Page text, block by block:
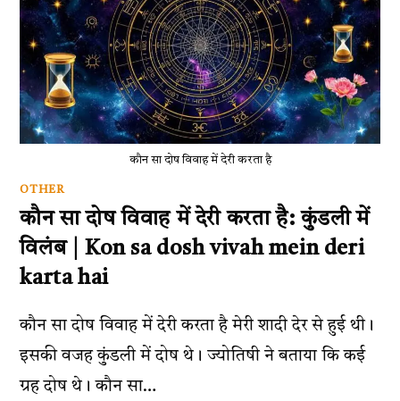
कौन सा दोष विवाह में देरी करता है
OTHER
कौन सा दोष विवाह में देरी करता है: कुंडली में
विलंब | Kon sa dosh vivah mein deri
karta hai
कौन सा दोष विवाह में देरी करता है मेरी शादी देर से हुई थी।
इसकी वजह कुंडली में दोष थे। ज्योतिषी ने बताया कि कई
ग्रह दोष थे। कौन सा…